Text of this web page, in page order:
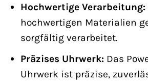
Hochwertige Verarbeitung:
hochwertigen Materialien
sorgfältig verarbeitet.
Präzises Uhrwerk:Das
Uhrwerk ist präzise,